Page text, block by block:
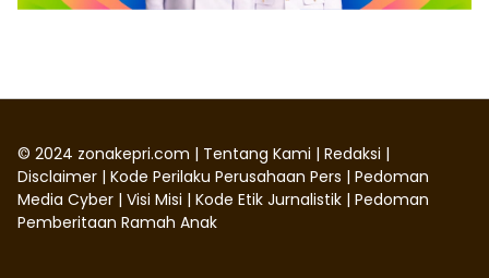
© 2024 zonakepri.com | Tentang Kami | Redaksi |
Disclaimer | Kode Perilaku Perusahaan Pers | Pedoman
Media Cyber | Visi Misi | Kode Etik Jurnalistik | Pedoman
Pemberitaan Ramah Anak